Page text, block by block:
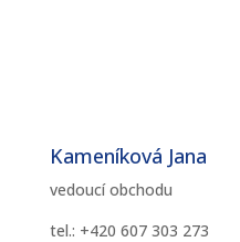
Kameníková Jana
vedoucí obchodu
tel.: +420 607 303 273